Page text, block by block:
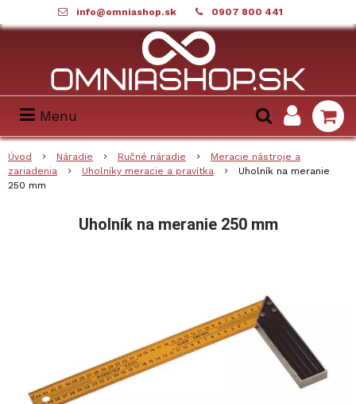
info@omniashop.sk 0907 800 441
Menu
Úvod Náradie Ručné náradie
Meracie nástroje a
zariadenia
Uholníky meracie a pravítka
Uholník na meranie
250 mm
Uholník na meranie 250 mm